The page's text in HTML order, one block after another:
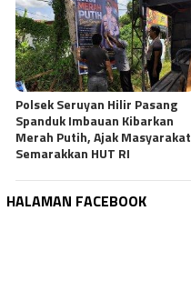
Polsek Seruyan Hilir Pasang
Spanduk Imbauan Kibarkan
Merah Putih, Ajak Masyarakat
Semarakkan HUT RI
HALAMAN FACEBOOK